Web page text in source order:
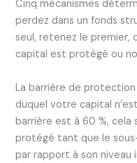
Cinq mécanismes
perdez dans un fonds
seul, retenez le premier,
capital est protégé ou
La barrière de
duquel votre capital
barrière est à 60 %,
protégé tant que le
par rapport à son niveau